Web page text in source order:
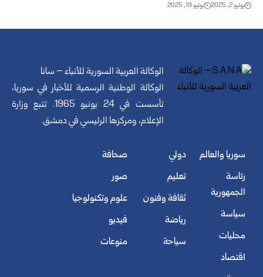
يوليو 2, 2025 يوليو 19, 2025
الوكالة العربية السورية للأنباء – سانا
الوكالة الوطنية الرسمية للأخبار في سوريا،
تأسست في 24 يونيو 1965. تتبع وزارة
الإعلام، ومركزها الرئيسي في دمشق.
سوريا والعالم
رئاسة
الجمهورية
سياسة
محليات
اقتصاد
دولي
تعليم
ثقافة وفنون
رياضة
سياحة
صحافة
صور
علوم وتكنولوجيا
فيديو
منوعات